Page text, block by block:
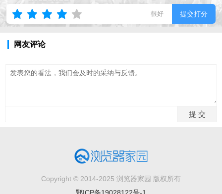
很好 提交打分
网友评论
Copyright © 2014-2025 浏览器家园 版权所有
鄂ICP备19028122号-1